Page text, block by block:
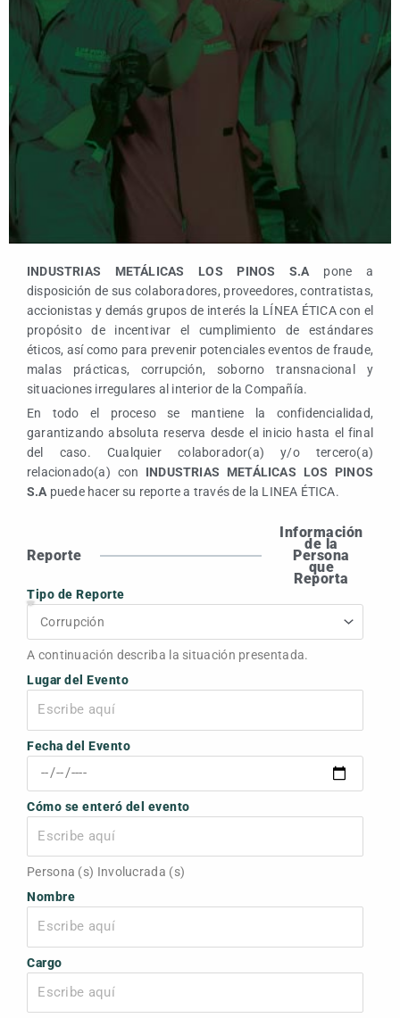
INDUSTRIAS METÁLICAS LOS PINOS S.A pone a
disposición de sus colaboradores, proveedores, contratistas,
accionistas y demás grupos de interés la LÍNEA ÉTICA con el
propósito de incentivar el cumplimiento de estándares
éticos, así como para prevenir potenciales eventos de fraude,
malas prácticas, corrupción, soborno transnacional y
situaciones irregulares al interior de la Compañía.
En todo el proceso se mantiene la confidencialidad,
garantizando absoluta reserva desde el inicio hasta el final
del caso. Cualquier colaborador(a) y/o tercero(a)
relacionado(a) con INDUSTRIAS METÁLICAS LOS PINOS
S.A puede hacer su reporte a través de la LINEA ÉTICA.
Reporte
Información
de la
Persona
que
Reporta
Tipo de Reporte
A continuación describa la situación presentada.
Lugar del Evento
Fecha del Evento
Cómo se enteró del evento
Persona (s) Involucrada (s)
Nombre
Cargo